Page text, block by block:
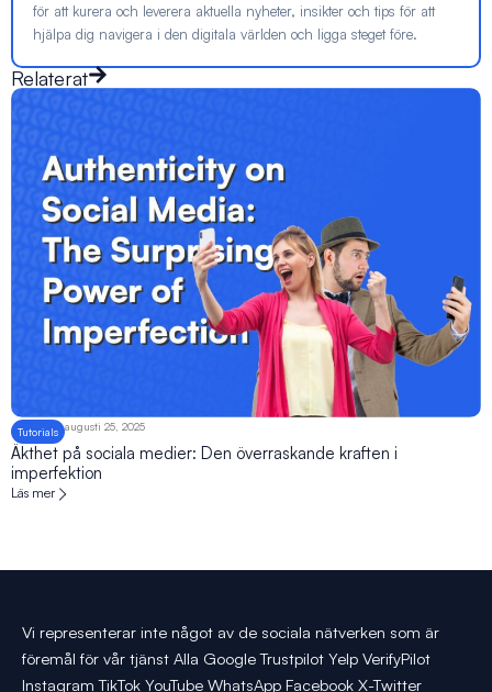
för att kurera och leverera aktuella nyheter, insikter och tips för att
hjälpa dig navigera i den digitala världen och ligga steget före.
Relaterat
Tutorials augusti 25, 2025
Äkthet på sociala medier: Den överraskande kraften i
imperfektion
Läs mer
Vi representerar inte något av de sociala nätverken som är
föremål för vår tjänst Alla Google Trustpilot Yelp VerifyPilot
Instagram TikTok YouTube WhatsApp Facebook X-Twitter